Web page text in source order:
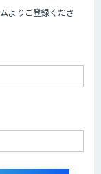
GPT-4
よりご登録くださ